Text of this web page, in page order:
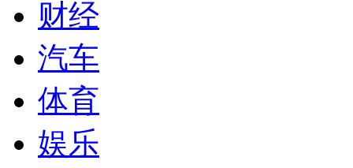
财经
汽车
体育
娱乐